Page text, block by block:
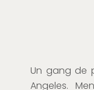
Un gang de
Angeles.